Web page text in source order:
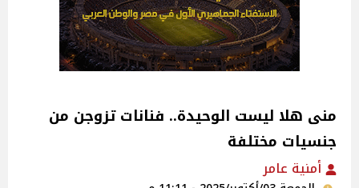
منى هلا ليست الوحيدة.. فنانات تزوجن من
جنسيات مختلفة
أمنية عامر